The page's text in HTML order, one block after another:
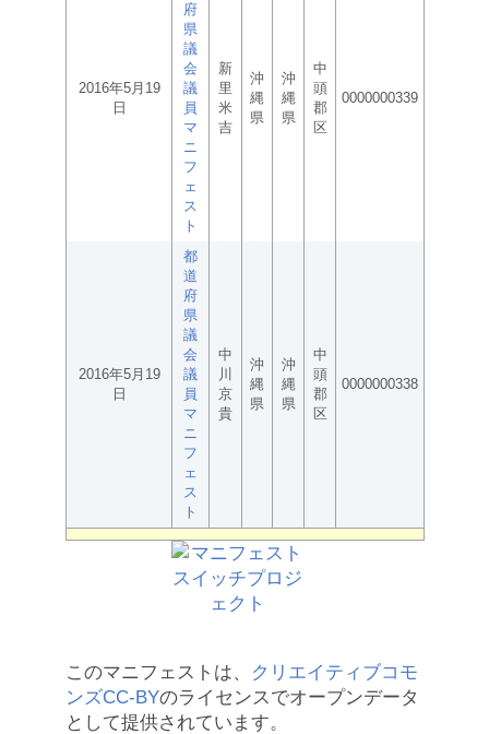
2016年5月19
日
府
県
議
会
議
員
マ
ニ
フ
ェ
ス
ト
新
里
米
吉
沖
縄
県
沖
縄
県
中
頭
郡
区
0000000339
2016年5月19
日
都
道
府
県
議
会
議
員
マ
ニ
フ
ェ
ス
ト
中
川
京
貴
沖
縄
県
沖
縄
県
中
頭
郡
区
0000000338
このマニフェストは、
クリエイティブコモ
ンズCC-BYのライセンスでオープンデータ
として提供されています。